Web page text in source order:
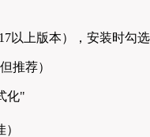
上版本），安装时勾选
推荐）
化"